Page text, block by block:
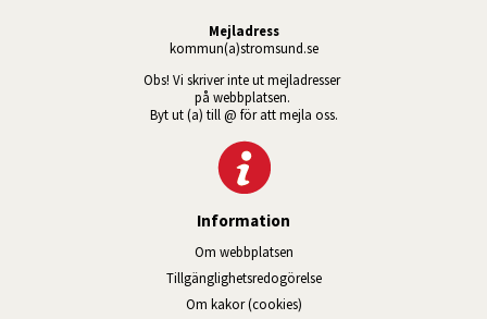
Mejladress
kommun(a)stromsund.se
Obs! Vi skriver inte ut mejladresser
på webbplatsen.
Byt ut (a) till @ för att mejla oss.
Information
Om webbplatsen
Tillgänglig­hets­redo­görelse
Om kakor (cookies)